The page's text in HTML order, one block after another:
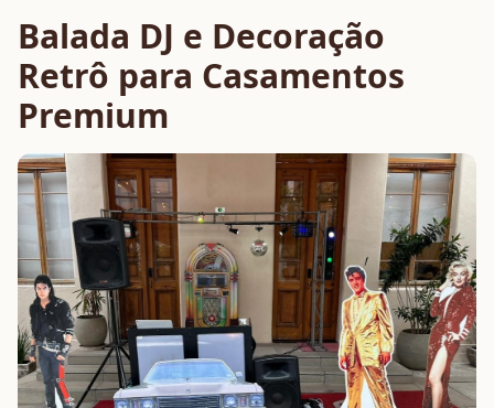
Balada DJ e Decoração
Retrô para Casamentos
Premium